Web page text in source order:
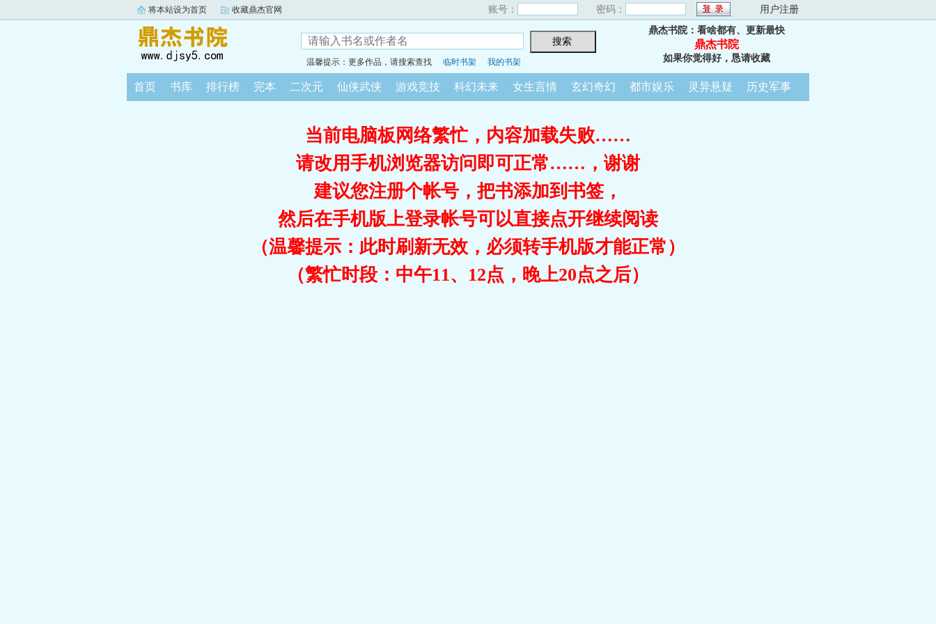
将本站设为首页 收藏鼎杰官网 账号： 密码： 用户注册
温馨提示：更多作品，请搜索查找 临时书架 我的书架
鼎杰书院：看啥都有、更新最快
鼎杰书院
如果你觉得好，恳请收藏
首页 书库 排行榜 完本 二次元 仙侠武侠 游戏竞技 科幻未来 女生言情 玄幻奇幻 都市娱乐 灵异悬疑 历史军事
当前电脑板网络繁忙，内容加载失败……
请改用手机浏览器访问即可正常……，谢谢
建议您注册个帐号，把书添加到书签，
然后在手机版上登录帐号可以直接点开继续阅读
（温馨提示：此时刷新无效，必须转手机版才能正常）
（繁忙时段：中午11、12点，晚上20点之后）